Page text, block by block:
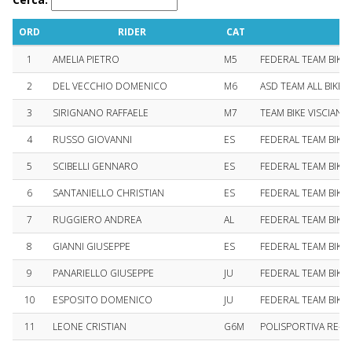
ORD RIDER CAT
1 AMELIA PIETRO M5
FEDERAL TEAM BIKE
2
DEL VECCHIO DOMENICO M6
ASD TEAM ALL BIKE
3
SIRIGNANO RAFFAELE M7
TEAM BIKE VISCIANO
4
RUSSO GIOVANNI ES
FEDERAL TEAM BIKE
5
SCIBELLI GENNARO ES
FEDERAL TEAM BIKE
6
SANTANIELLO CHRISTIAN ES
FEDERAL TEAM BIKE
7
RUGGIERO ANDREA AL
FEDERAL TEAM BIKE
8
GIANNI GIUSEPPE ES
FEDERAL TEAM BIKE
9
PANARIELLO GIUSEPPE JU
FEDERAL TEAM BIKE
10
ESPOSITO DOMENICO JU
FEDERAL TEAM BIKE
11
LEONE CRISTIAN G6M
POLISPORTIVA RE-